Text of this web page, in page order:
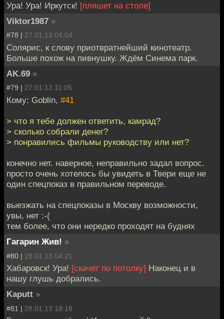
Ура! Ура! Иркутск! [пляшет на столе]
Viktor1987 »
#78 | 27.01.13 04:04
Солярис, к слову приотвратнейший кинотеатр.
Больше похож на пивнушку. Ждём Синема парк.
AK.69 »
#79 | 27.01.13 11:05
Кому: Goblin, #41
> что я тебе должен ответить, камрад?
> сколько собрали денег?
> понравились фильмы руководству или нет?
конечно нет. наверное, неправильно задал вопрос.
просто очень хотелось бы увидеть в Твери еще не
один спецпоказ в правильном переводе.
выезжать на спецпоказы в Москву возможности,
увы, нет :-(
тем более, что они нередко проходят на буднях
Гагарин Жив! »
#80 | 28.01.13 04:21
Хабаровск! Ура! [скачет по потолку] Наконец и в
нашу глушь добрались.
Kaputt »
#81 | 28.01.13 18:18